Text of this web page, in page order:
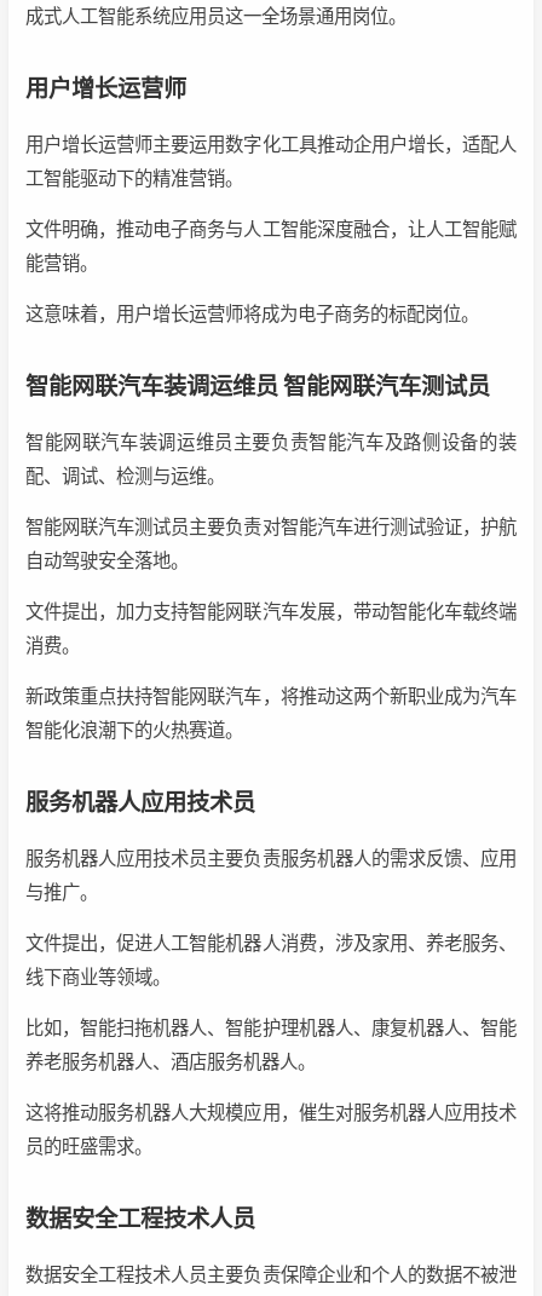
成式人工智能系统应用员这一全场景通用岗位。
用户增长运营师
用户增长运营师主要运用数字化工具推动企用户增长，适配人
工智能驱动下的精准营销。
文件明确，推动电子商务与人工智能深度融合，让人工智能赋
能营销。
这意味着，用户增长运营师将成为电子商务的标配岗位。‌
智能网联汽车装调运维员 智能网联汽车测试员
智能网联汽车装调运维员主要负责智能汽车及路侧设备的‌装
配、调试、检测与运维。
智能网联汽车测试员主要负责对智能汽车进行测试验证，护航
自动驾驶安全落地。
‌文件提出，加力支持智能网联汽车发展，带动智能化车载终端
消费。
新政策重点扶持智能网联汽车，将推动这两个新职业成为汽车
智能化浪潮下的火热赛道。
服务机器人应用技术员
服务机器人应用技术员主要负责服务机器人的需求反馈、应用
与推广。
文件提出，促进人工智能机器人消费，涉及家用、养老服务、
线下商业等领域。
比如，智能扫拖机器人、智能护理机器人、康复机器人、智能
养老服务机器人、酒店服务机器人。
这将推动服务机器人大规模应用，催生对服务机器人应用技术
员的旺盛需求。
数据安全工程技术人员
数据安全工程技术人员主要负责保障企业和个人的数据不被泄